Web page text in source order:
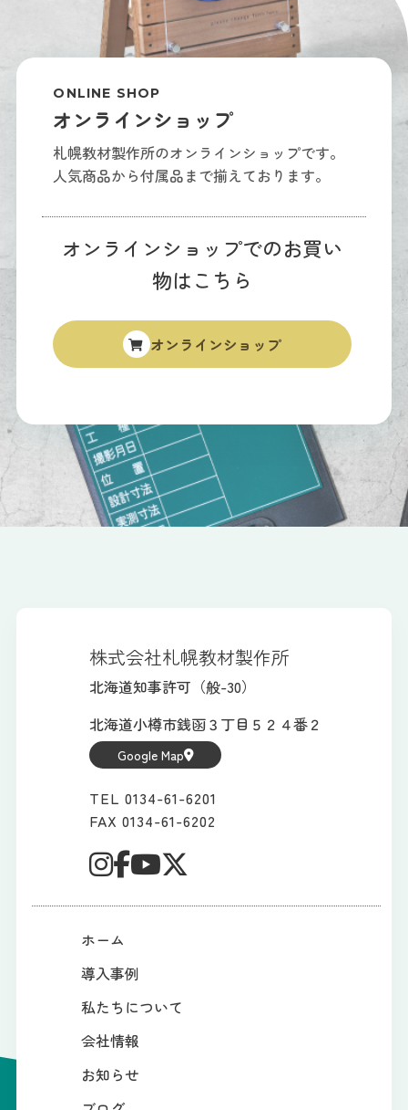
ONLINE SHOP
オンラインショップ
札幌教材製作所のオンラインショップです。
人気商品から付属品まで揃えております。
オンラインショップでのお買い
物はこちら
オンラインショップ
株式会社札幌教材製作所
北海道知事許可（般-30）
北海道小樽市銭函３丁目５２４番２
Google Map
TEL 0134-61-6201
FAX 0134-61-6202
ホーム
導入事例
私たちについて
会社情報
お知らせ